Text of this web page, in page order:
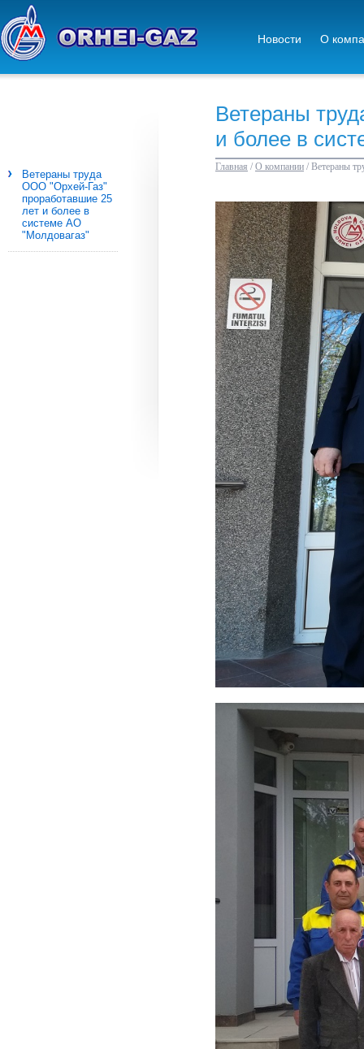
Новости О
Ветераны труда
ООО "Орхей-Газ"
проработавшие 25
лет и более в
системе АО
"Молдовагаз"
Ветераны
и более в
Главная / О компании / Ветераны